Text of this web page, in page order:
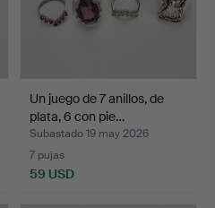
Un juego de 7 anillos, de
plata, 6 con pie…
Subastado 19 may 2026
7 pujas
59 USD